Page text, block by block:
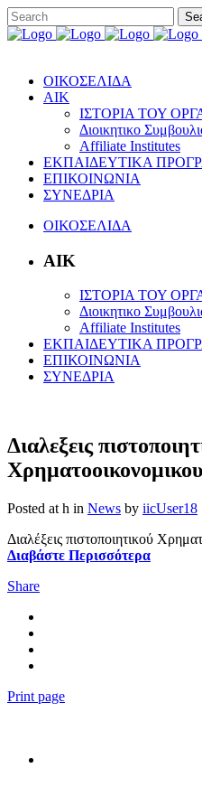
ΟΙΚΟΣΕΛΙΔΑ
ΑΙΚ
ΙΣΤΟΡΙΑ ΤΟΥ
Διοικητικo
Affiliate Institutes
ΕΚΠΑΙΔΕΥΤΙΚΑ
ΕΠΙΚΟΙΝΩΝΙΑ
ΣΥΝΕΔΡΙΑ
ΟΙΚΟΣΕΛΙΔΑ
ΑΙΚ
ΙΣΤΟΡΙΑ ΤΟΥ
Διοικητικo
Affiliate Institutes
ΕΚΠΑΙΔΕΥΤΙΚΑ
ΕΠΙΚΟΙΝΩΝΙΑ
ΣΥΝΕΔΡΙΑ
Διαλεξεις
Posted at h in News by iicUser18
Διαλέξεις πιστοποιητικού
Διαβάστε Περισσότερα
Share
Print page